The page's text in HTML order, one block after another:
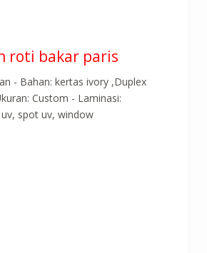
roti bakar paris
- Bahan: kertas ivory ,Duplex
Custom - Laminasi:
spot uv, window